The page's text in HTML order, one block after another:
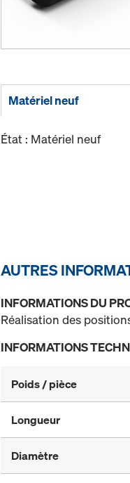
Matériel neuf
État : Matériel neuf
AUTRES
INFORMATIONS DU
Réalisation des
INFORMATIONS
Poids / pièce
Longueur
Diamètre